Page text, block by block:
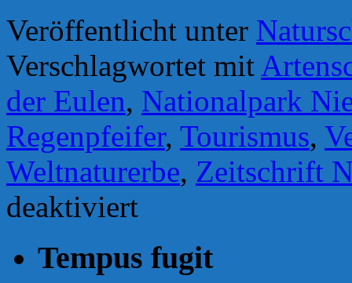
Veröffentlicht unter
Verschlagwortet mit
der Eulen, Nationalpark
Regenpfeifer, Tourismus,
Weltnaturerbe, Zeitschrift
deaktiviert
Artenschutz
im
„Weltnaturerbe“
Tempus fugit